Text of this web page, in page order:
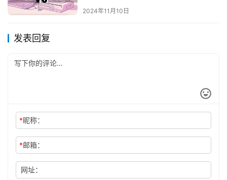
2024年11月10日
发表回复
*昵称：
*邮箱：
网址：